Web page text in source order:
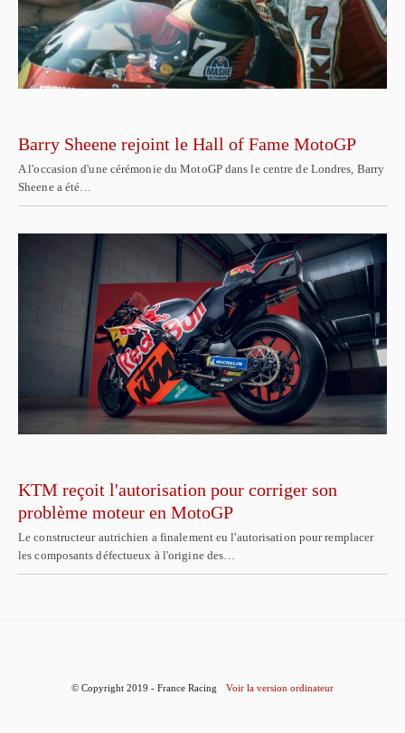
Barry Sheene rejoint le Hall of Fame MotoGP
A l'occasion d'une cérémonie du MotoGP dans le centre de Londres, Barry
Sheene a été…
KTM reçoit l'autorisation pour corriger son
problème moteur en MotoGP
Le constructeur autrichien a finalement eu l'autorisation pour remplacer
les composants défectueux à l'origine des…
© Copyright 2019 - France Racing Voir la version ordinateur